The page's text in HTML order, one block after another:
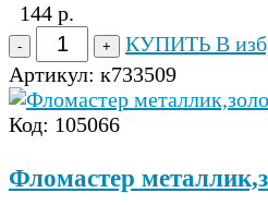
144 р.
КУПИТЬ В
Артикул: к733509
Код: 105066
Фломастер